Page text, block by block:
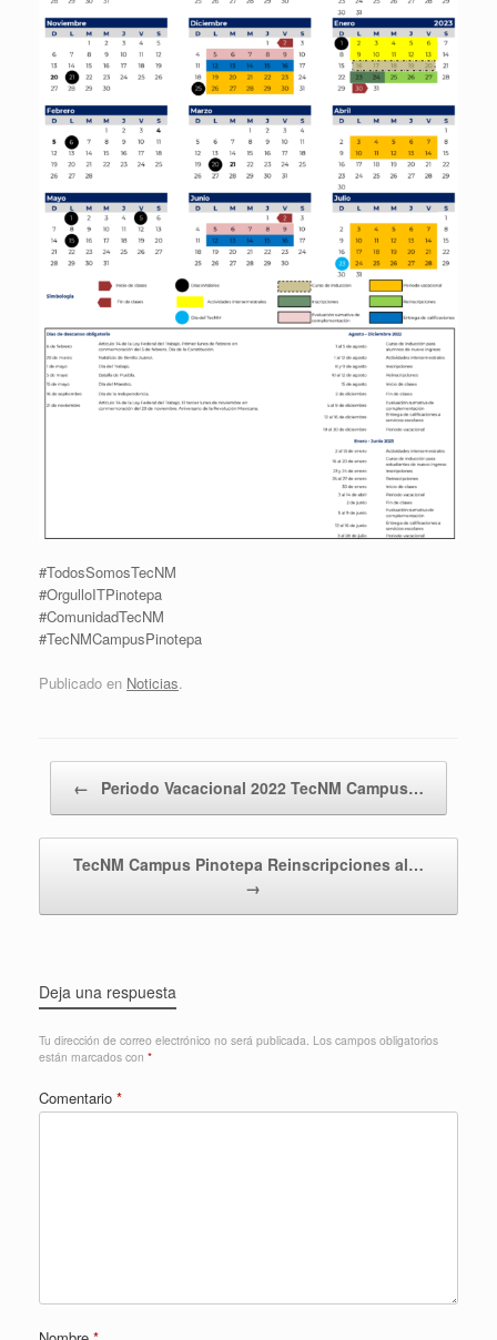
#TodosSomosTecNM
#OrgulloITPinotepa
#ComunidadTecNM
#TecNMCampusPinotepa
Publicado en Noticias.
Navegador de artículos
← Periodo Vacacional 2022 TecNM Campus…
TecNM Campus Pinotepa Reinscripciones al…
→
Deja una respuesta
Tu dirección de correo electrónico no será publicada. Los campos obligatorios
están marcados con *
Comentario *